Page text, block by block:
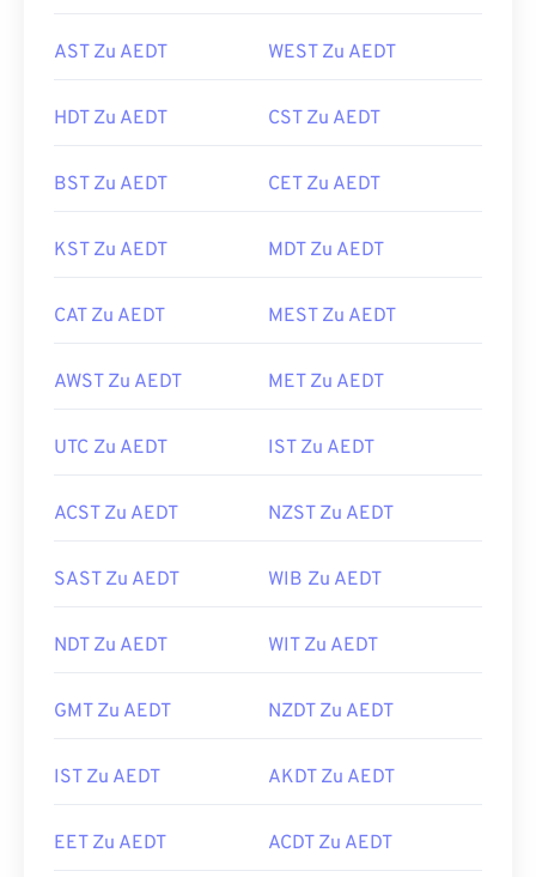
AST Zu AEDT WEST Zu AEDT
HDT Zu AEDT CST Zu AEDT
BST Zu AEDT CET Zu AEDT
KST Zu AEDT MDT Zu AEDT
CAT Zu AEDT MEST Zu AEDT
AWST Zu AEDT MET Zu AEDT
UTC Zu AEDT IST Zu AEDT
ACST Zu AEDT NZST Zu AEDT
SAST Zu AEDT WIB Zu AEDT
NDT Zu AEDT WIT Zu AEDT
GMT Zu AEDT NZDT Zu AEDT
IST Zu AEDT AKDT Zu AEDT
EET Zu AEDT ACDT Zu AEDT